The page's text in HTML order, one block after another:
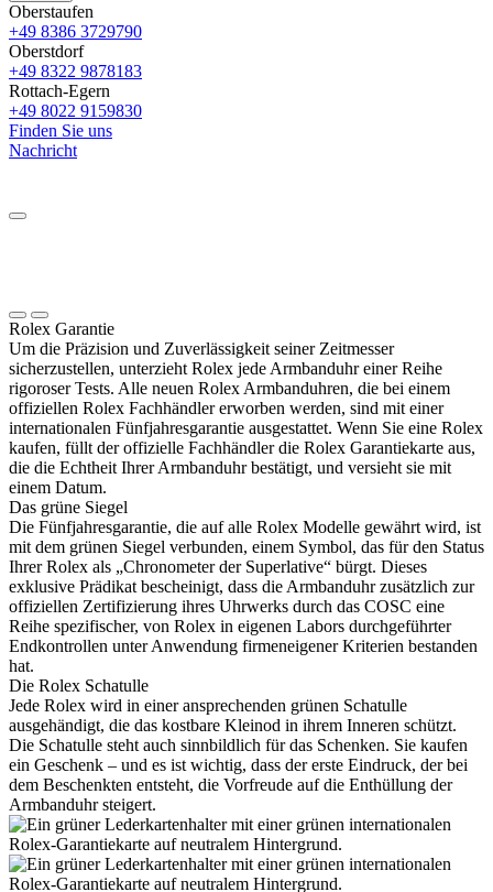
Oberstaufen
+49 8386 3729790
Oberstdorf
+49 8322 9878183
Rottach-Egern
+49 8022 9159830
Finden Sie uns
Nachricht
Rolex Garantie
Um die Präzision und Zuverlässigkeit seiner Zeitmesser
sicherzustellen, unterzieht Rolex jede Armbanduhr einer Reihe
rigoroser Tests. Alle neuen Rolex Armbanduhren, die bei einem
offiziellen Rolex Fachhändler erworben werden, sind mit einer
internationalen Fünfjahres­garantie ausgestattet. Wenn Sie eine Rolex
kaufen, füllt der offizielle Fachhändler die Rolex Garantiekarte aus,
die die Echtheit Ihrer Armbanduhr bestätigt, und versieht sie mit
einem Datum.
Das grüne Siegel
Die Fünfjahresgarantie, die auf alle Rolex Modelle gewährt wird, ist
mit dem grünen Siegel verbunden, einem Symbol, das für den Status
IhrerRolex als „Chronometer der Superlative“ bürgt. Dieses
exklusive Prädikat bescheinigt, dass die Armbanduhr zusätzlich zur
offiziellen Zertifizierung ihres Uhrwerks durch das COSC eine
Reihe spezifischer, von Rolex in eigenen Labors durchgeführter
Endkontrollen unter Anwendung firmeneigener Kriterien bestanden
hat.
Die Rolex Schatulle
Jede Rolex wird in einer ansprechenden grünen Schatulle
ausgehändigt, die das kostbare Kleinod in ihrem Inneren schützt.
Die Schatulle steht auch sinnbildlich für das Schenken. Sie kaufen
ein Geschenk – und es ist wichtig, dass der erste Eindruck, der bei
dem Beschenkten entsteht, die Vorfreude auf die Enthüllung der
Armbanduhr steigert.